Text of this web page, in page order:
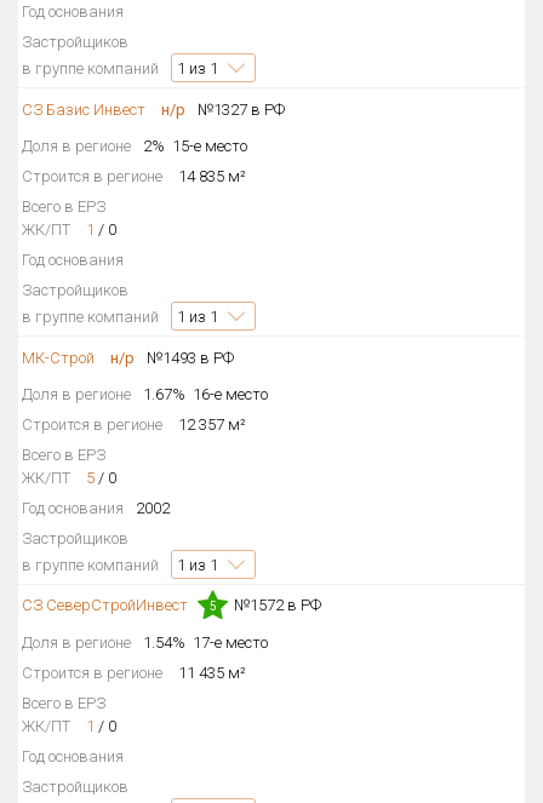
Год основания
Застройщиков
в группе компаний
1 из 1
СЗ Базис Инвест н/р
№1327 в РФ
Доля в регионе
2% 15-е место
Строится в регионе
14 835 м²
Всего в ЕРЗ
ЖК/ПТ
1 / 0
Год основания
Застройщиков
в группе компаний
1 из 1
МК-Строй н/р
№1493 в РФ
Доля в регионе
1.67% 16-е место
Строится в регионе
12 357 м²
Всего в ЕРЗ
ЖК/ПТ
5 / 0
Год основания
2002
Застройщиков
в группе компаний
1 из 1
СЗ СеверСтройИнвест 5 №1572 в РФ
Доля в регионе 1.54% 17-е место
Строится в регионе
11 435 м²
Всего в ЕРЗ
ЖК/ПТ
1 / 0
Год основания
Застройщиков